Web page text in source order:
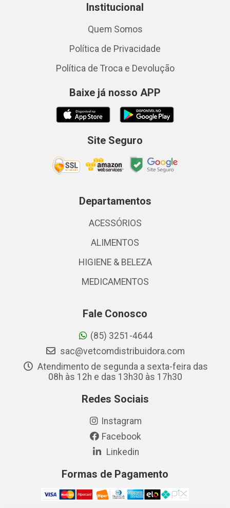
Institucional
Quem Somos
Política de Privacidade
Política de Troca e Devolução
Baixe já nosso APP
Site Seguro
Departamentos
ACESSÓRIOS
ALIMENTOS
HIGIENE & BELEZA
MEDICAMENTOS
Fale Conosco
(85) 3251-4644
sac@vetcomdistribuidora.com
Atendimento de segunda a sexta-feira das
08h às 12h e das 13h30 às 17h30
Redes Sociais
Instagram
Facebook
Linkedin
Formas de Pagamento